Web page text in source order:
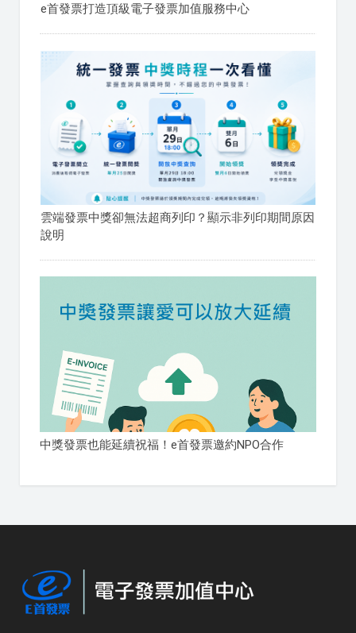
e首發票打造頂級電子發票加值服務中心
雲端發票中獎卻無法超商列印？顯示非列印期間原因
說明
中獎發票也能延續祝福！e首發票邀約NPO合作